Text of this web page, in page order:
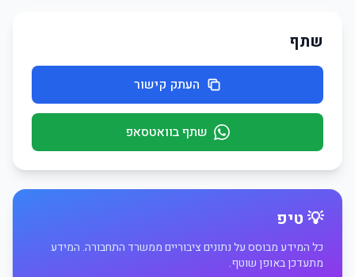
שתף
העתק קישור
שתף בוואטסאפ
💡 טיפ
כל המידע מבוסס על נתונים ציבוריים ממשרד התחבורה. המידע
מתעדכן באופן שוטף.